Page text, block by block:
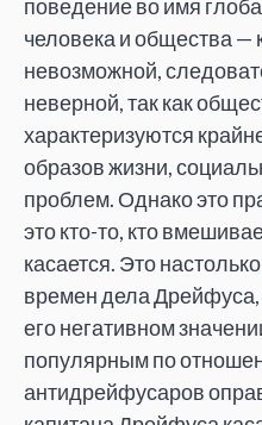
поведение во имя
человека и общества —
невозможной,
неверной, так как
характеризуются
образов жизни,
проблем. Однако это
это кто-то, кто
касается. Это
времен дела Дрейфуса,
его негативном
популярным по
антидрейфусаров